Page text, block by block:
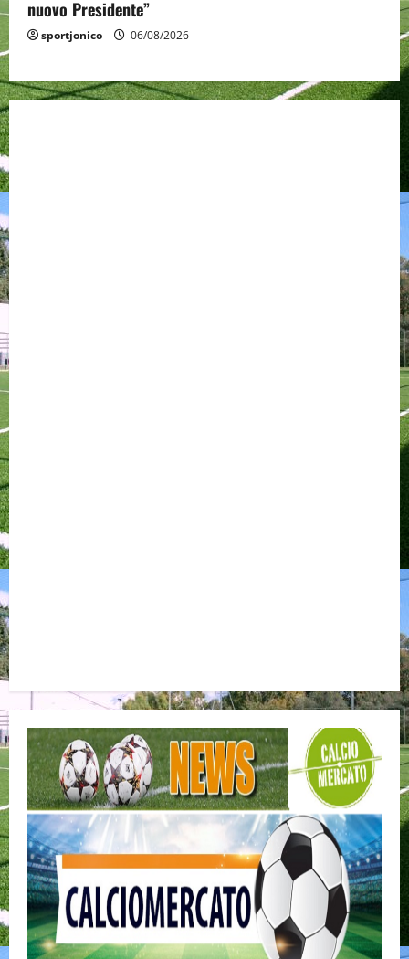
nuovo Presidente”
sportjonico 06/08/2026